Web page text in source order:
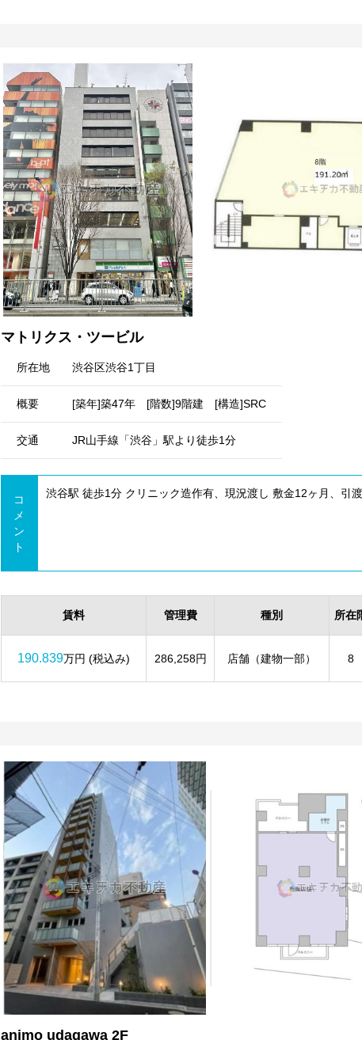
マトリクス・ツービル
所在地 渋谷区渋谷1丁目
概要 [築年]築47年 [階数]9階建 [構造]SRC
交通 JR山手線「渋谷」駅より徒歩1分
コ
メ
ン
ト
渋谷駅 徒歩1分 クリニック造作有、現況渡し 敷金12ヶ月、引
賃料 管理費 種別 所在
190.839万円 (税込み) 286,258円 店舗（建物一部） 8
animo udagawa 2F